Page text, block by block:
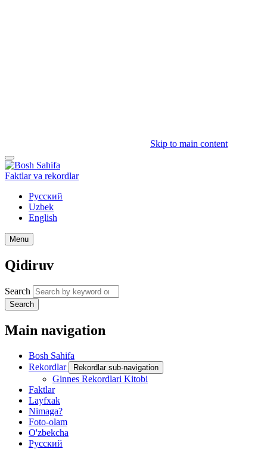
Skip to main content
Faktlar va rekordlar
Русский
Uzbek
English
Menu
Qidiruv
Search
Search
Main navigation
Bosh Sahifa
Rekordlar
Rekordlar sub-navigation
Ginnes Rekordlari Kitobi
Faktlar
Layfxak
Nimaga?
Foto-olam
O'zbekcha
Русский